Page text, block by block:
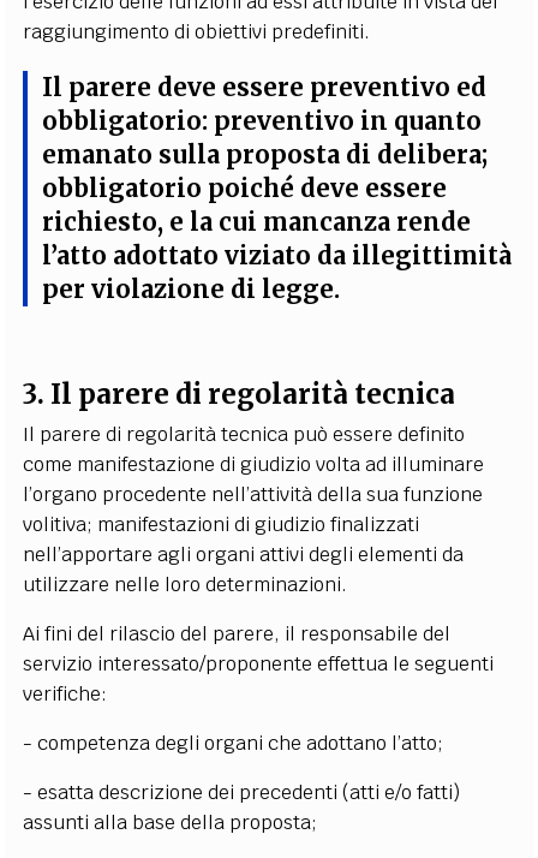
raggiungimento di obiettivi predefiniti.
Il parere deve essere preventivo ed
obbligatorio: preventivo in quanto
emanato sulla proposta di delibera;
obbligatorio poiché deve essere
richiesto, e la cui mancanza rende
l’atto adottato viziato da illegittimità
per violazione di legge.
3. Il parere di regolarità tecnica
Il parere di regolarità tecnica può essere definito
come manifestazione di giudizio volta ad illuminare
l’organo procedente nell’attività della sua funzione
volitiva; manifestazioni di giudizio finalizzati
nell’apportare agli organi attivi degli elementi da
utilizzare nelle loro determinazioni.
Ai fini del rilascio del parere, il responsabile del
servizio interessato/proponente effettua le seguenti
verifiche:
- competenza degli organi che adottano l’atto;
- esatta descrizione dei precedenti (atti e/o fatti)
assunti alla base della proposta;